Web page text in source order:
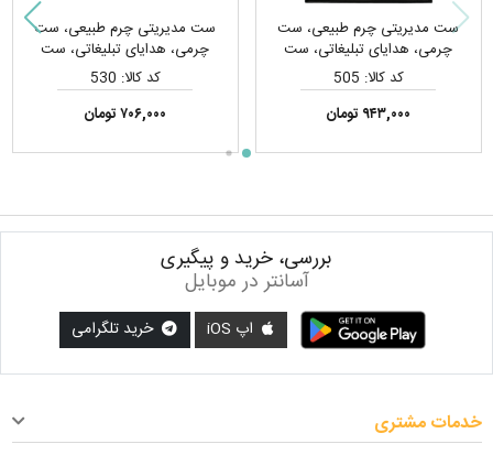
ست مدیریتی چرم طبیعی، ست
چرمی، هدایای تبلیغاتی، ست
هدیه
کد کالا: 505
۹۴۳,۰۰۰ تومان
ست مدیریتی چرم طبیعی، ست
چرمی، هدایای تبلیغاتی، ست
هدیه
کد کالا: 530
۷۰۶,۰۰۰ تومان
بررسی، خرید و پیگیری
آسانتر در موبایل
اپ iOS خرید تلگرامی
خدمات مشتری